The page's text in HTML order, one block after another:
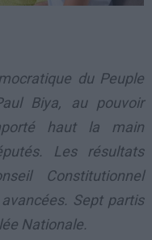
du Peuple
Biya, au pouvoir
haut la main
Les résultats
Constitutionnel
Sept partis
Nationale.